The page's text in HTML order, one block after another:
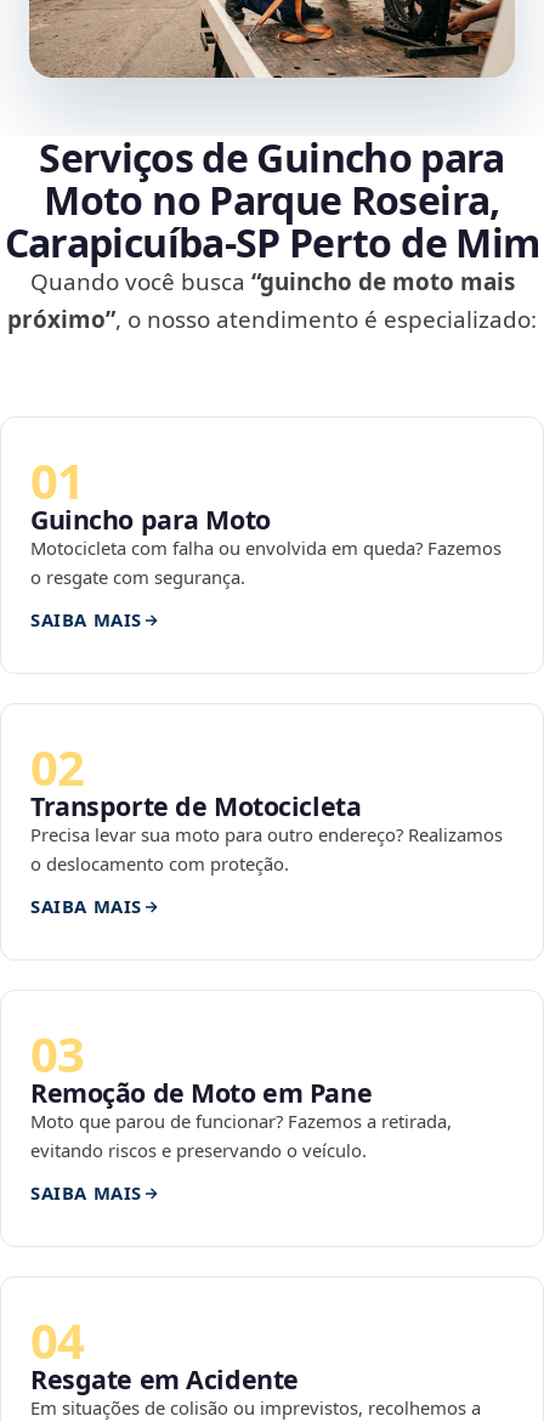
Serviços de Guincho para
Moto no Parque Roseira,
Carapicuíba‑SP Perto de Mim
Quando você busca “guincho de moto mais
próximo”, o nosso atendimento é especializado:
01
Guincho para Moto
Motocicleta com falha ou envolvida em queda? Fazemos
o resgate com segurança.
SAIBA MAIS
02
Transporte de Motocicleta
Precisa levar sua moto para outro endereço? Realizamos
o deslocamento com proteção.
SAIBA MAIS
03
Remoção de Moto em Pane
Moto que parou de funcionar? Fazemos a retirada,
evitando riscos e preservando o veículo.
SAIBA MAIS
04
Resgate em Acidente
Em situações de colisão ou imprevistos, recolhemos a